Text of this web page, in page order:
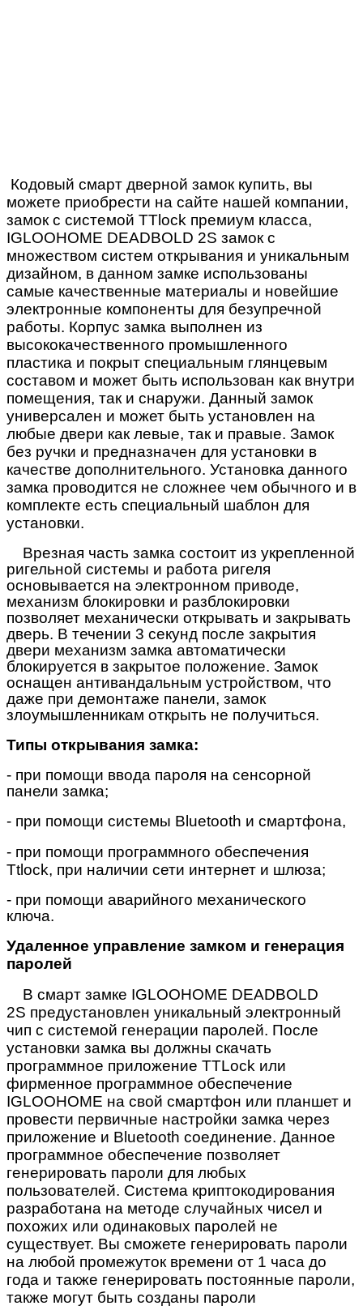
Кодовый смарт дверной замок купить, вы
можете приобрести на сайте нашей компании,
замок с системой TTlock премиум класса,
IGLOOHOME DEADBOLD 2S замок с
множеством систем открывания и уникальным
дизайном, в данном замке использованы
самые качественные материалы и новейшие
электронные компоненты для безупречной
работы. Корпус замка выполнен из
высококачественного промышленного
пластика и покрыт специальным глянцевым
составом и может быть использован как внутри
помещения, так и снаружи. Данный замок
универсален и может быть установлен на
любые двери как левые, так и правые. Замок
без ручки и предназначен для установки в
качестве дополнительного. Установка данного
замка проводится не сложнее чем обычного и в
комплекте есть специальный шаблон для
установки.
Врезная часть замка состоит из укрепленной
ригельной системы и работа ригеля
основывается на электронном приводе,
механизм блокировки и разблокировки
позволяет механически открывать и закрывать
дверь. В течении 3 секунд после закрытия
двери механизм замка автоматически
блокируется в закрытое положение. Замок
оснащен антивандальным устройством, что
даже при демонтаже панели, замок
злоумышленникам открыть не получиться.
Типы открывания замка:
- при помощи ввода пароля на сенсорной
панели замка;
- при помощи системы Bluetooth и смартфона,
- при помощи программного обеспечения
Ttlock, при наличии сети интернет и шлюза;
- при помощи аварийного механического
ключа.
Удаленное управление замком и генерация
паролей
В смарт замке IGLOOHOME DEADBOLD
2S предустановлен уникальный электронный
чип с системой генерации паролей. После
установки замка вы должны скачать
программное приложение TTLock или
фирменное программное обеспечение
IGLOOHOME на свой смартфон или планшет и
провести первичные настройки замка через
приложение и Bluetooth соединение. Данное
программное обеспечение позволяет
генерировать пароли для любых
пользователей. Система криптокодирования
разработана на методе случайных чисел и
похожих или одинаковых паролей не
существует. Вы сможете генерировать пароли
на любой промежуток времени от 1 часа до
года и также генерировать постоянные пароли,
также могут быть созданы пароли